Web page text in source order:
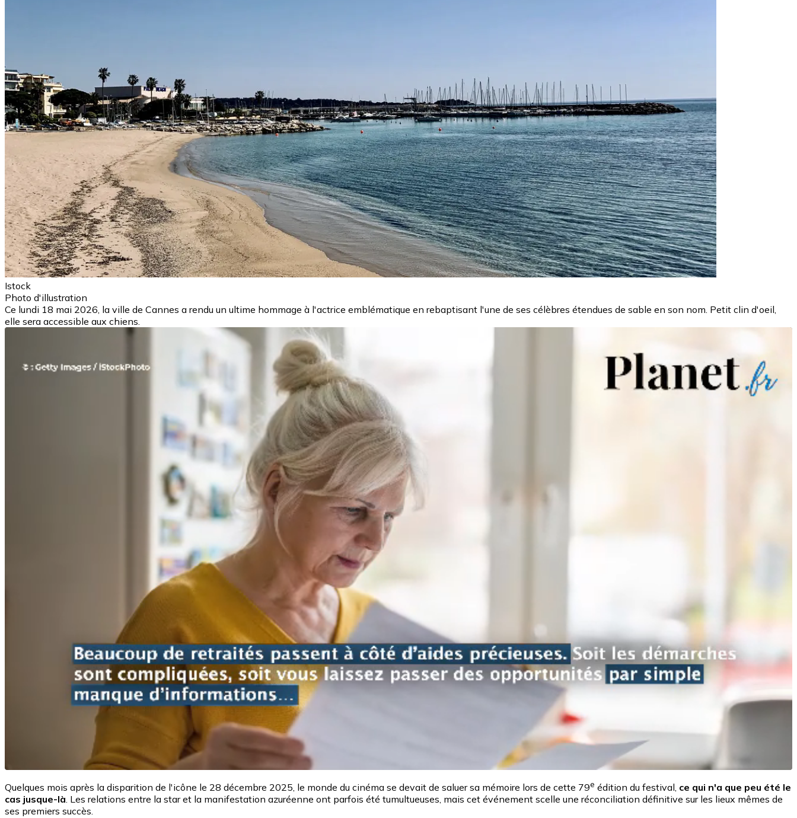
Istock
Photo d'illustration
Ce lundi 18 mai 2026, la ville de Cannes a rendu un ultime hommage à l'actrice emblématique en rebaptisant l'une de ses célèbres étendues de sable en son nom. Petit clin d'oeil,
elle sera accessible aux chiens.
Quelques mois après la disparition de l'icône le 28 décembre 2025, le monde du cinéma se devait de saluer sa mémoire lors de cette 79e édition du festival, ce qui n'a que peu été le
cas jusque-là. Les relations entre la star et la manifestation azuréenne ont parfois été tumultueuses, mais cet événement scelle une réconciliation définitive sur les lieux mêmes de
ses premiers succès.